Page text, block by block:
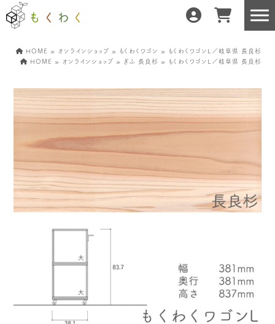
もくわくだけの特徴 地域の職人の手仕事で
どんな暮らしにもフィット 森と暮らしを環る
産地・製造所紹介 樹種紹介
産地との相性診断
もくわく的 わくわく暮らし
もくわく開発ストーリー もくわく産地だより
出店情報！ メディア掲載＆プレスリリース
HOME » オンラインショップ » もくわくワゴン » もくわくワゴンL／岐阜県 長良杉
HOME » オンラインショップ » ぎふ 長良杉 » もくわくワゴンL／岐阜県 長良杉